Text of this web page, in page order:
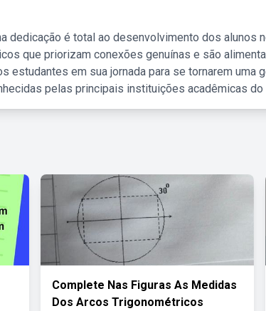
dedicação é total ao desenvolvimento dos alunos
que priorizam conexões genuínas e são
estudantes em sua jornada para se tornarem uma
pelas principais instituições acadêmicas do
Complete Nas Figuras As Medidas
Dos Arcos Trigonométricos